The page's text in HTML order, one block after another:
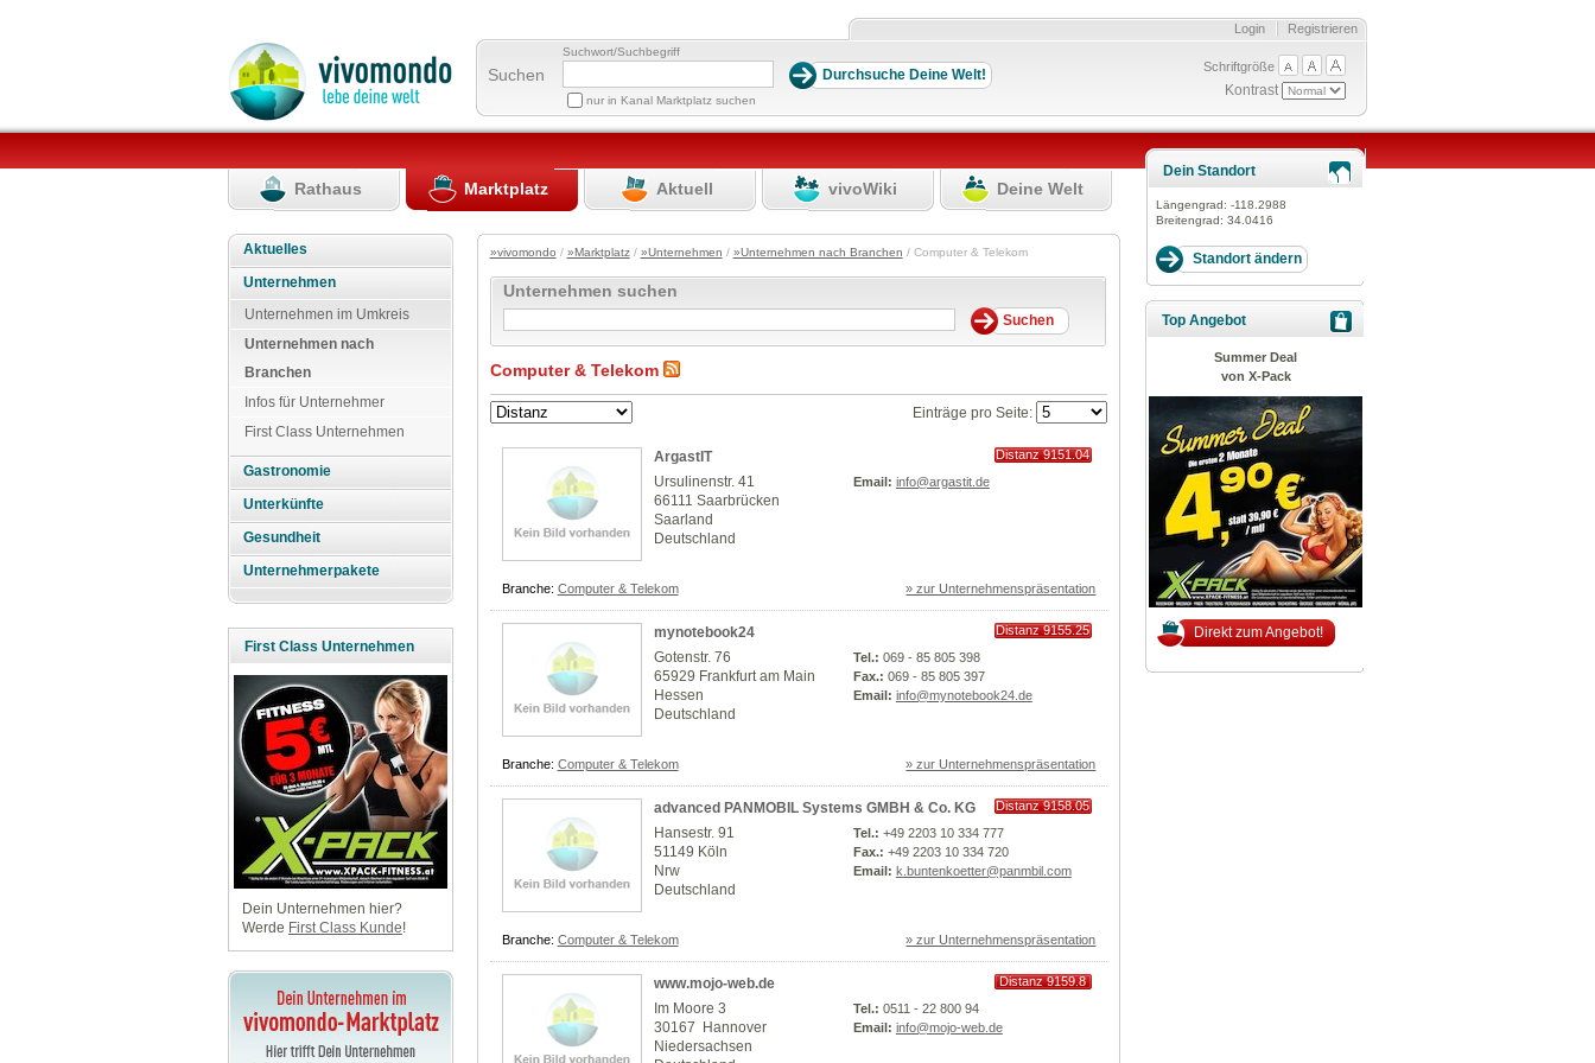
Registrieren
Login
Suchen
Suchwort/Suchbegriff
nur in Kanal Marktplatz suchen
Schriftgröße
Kontrast
Rathaus Marktplatz Aktuell vivoWiki Deine Welt
Aktuelles
Unternehmen
Unternehmen im Umkreis
Unternehmen nach
Branchen
Infos für Unternehmer
First Class Unternehmen
Gastronomie
Unterkünfte
Gesundheit
Unternehmerpakete
First Class Unternehmen
Dein Unternehmen hier?
Werde First Class Kunde!
»vivomondo / »Marktplatz/ »Unternehmen / »Unternehmen nach Branchen / Computer & Telekom
Unternehmen suchen
Computer & Telekom
Einträge pro Seite:
ArgastIT
Distanz 9151.04
Ursulinenstr. 41
66111 Saarbrücken
Saarland
Deutschland
Email: info@argastit.de
Branche: Computer & Telekom » zur Unternehmenspräsentation
mynotebook24
Distanz 9155.25
Gotenstr. 76
65929 Frankfurt am Main
Hessen
Deutschland
Tel.: 069 - 85 805 398
Fax.: 069 - 85 805 397
Email: info@mynotebook24.de
Branche: Computer & Telekom » zur Unternehmenspräsentation
advanced PANMOBIL Systems GMBH & Co. KG
Distanz 9158.05
Hansestr. 91
51149 Köln
Nrw
Deutschland
Tel.: +49 2203 10 334 777
Fax.: +49 2203 10 334 720
Email: k.buntenkoetter@panmbil.com
Branche: Computer & Telekom » zur Unternehmenspräsentation
www.mojo-web.de
Distanz 9159.8
Im Moore 3
30167 Hannover
Niedersachsen
Tel.: 0511 - 22 800 94
Email: info@mojo-web.de
Dein Standort
Längengrad: -118.2988
Breitengrad: 34.0416
Top Angebot
Summer Deal
von X-Pack
Direkt zum Angebot!